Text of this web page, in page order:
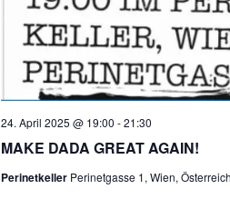
MAKE DADA GREAT AGAIN!
24. April 2025 @ 19:00 -21:30
Perinetkeller Perinetgasse 1, Wien,